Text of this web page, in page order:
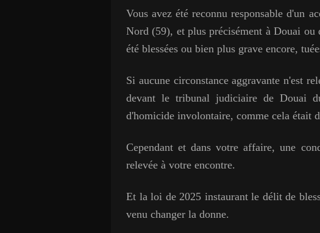
Vous avez été reconnu responsable d'un
Nord (59), et plus précisément à Douai ou
été blessées ou bien plus grave encore,
Si aucune circonstance aggravante n'est
devant le tribunal judiciaire de Douai
d'homicide involontaire, comme cela était
Cependant et dans votre affaire, une
relevée à votre encontre.
Et la loi de 2025 instaurant le délit de
venu changer la donne.